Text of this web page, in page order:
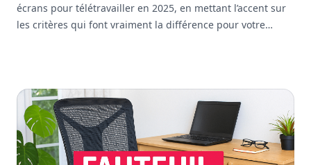
écrans pour télétravailler en 2025, en mettant l’accent sur
les critères qui font vraiment la différence pour votre